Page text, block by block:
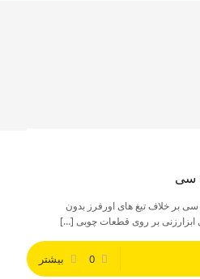
سی
بر خلاف تیغ های اورفرز بدون
ابزارزنی بر روی قطعات چوبی […]
0 بیشتر